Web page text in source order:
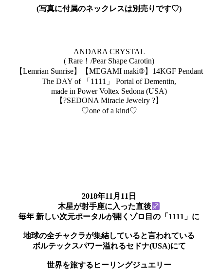
(写真に付属のネックレスは別売りです♡)
ANDARA CRYSTAL
( Rare！/Pear Shape Carotin)
【Lemrian Sunrise】【MEGAMI maki®︎】14KGF Pendant
The DAY of 「1111」 Portal of Dementin,
made in Power Voltex Sedona (USA)
【?SEDONA Miracle Jewelry ?】
♡one of a kind♡
2018年11月11日
木星が射手座に入った直後
毎年 新しい次元ポータルが開くゾロ目の「1111」に
地球の全チャクラが集結していると言われている
ボルテックスパワー溢れるセドナ(USA)にて
世界を旅するヒーリングジュエリー